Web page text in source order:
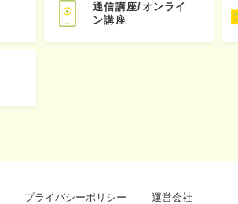
通信講座/オンライ
ン講座
プライバシーポリシー 運営会社